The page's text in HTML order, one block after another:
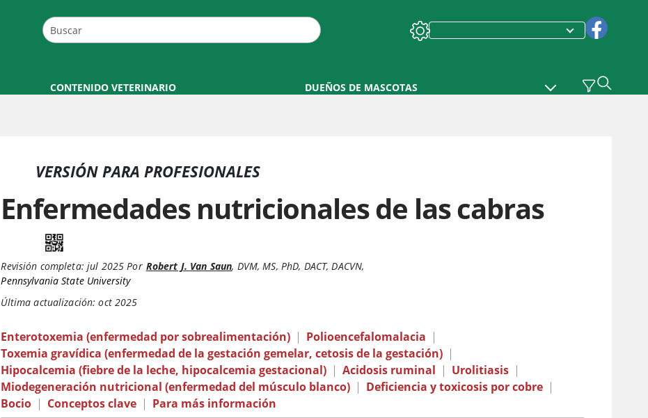
CONTENIDO VETERINARIO DUEÑOS DE MASCOTAS
VERSIÓN PARA PROFESIONALES
Enfermedades nutricionales de las cabras
Revisión completa: jul 2025 Por Robert J. Van Saun, DVM, MS, PhD, DACT, DACVN,
Pennsylvania State University
Última actualización: oct 2025
Enterotoxemia (enfermedad por sobrealimentación) | Polioencefalomalacia |
Toxemia gravídica (enfermedad de la gestación gemelar, cetosis de la gestación) |
Hipocalcemia (fiebre de la leche, hipocalcemia gestacional) | Acidosis ruminal | Urolitiasis |
Miodegeneración nutricional (enfermedad del músculo blanco) | Deficiencia y toxicosis por cobre |
Bocio | Conceptos clave | Para más información